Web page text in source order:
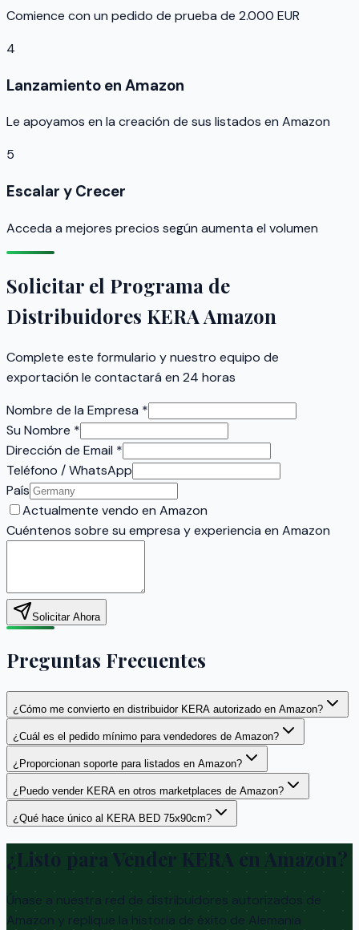
Comience con un pedido de prueba de 2.000 EUR
4
Lanzamiento en Amazon
Le apoyamos en la creación de sus listados en Amazon
5
Escalar y Crecer
Acceda a mejores precios según aumenta el volumen
Solicitar el Programa de
Distribuidores KERA Amazon
Complete este formulario y nuestro equipo de
exportación le contactará en 24 horas
Nombre de la Empresa *
Su Nombre *
Dirección de Email *
Teléfono / WhatsApp
País
Actualmente vendo en Amazon
Cuéntenos sobre su empresa y experiencia en Amazon
Solicitar Ahora
Preguntas Frecuentes
¿Cómo me convierto en distribuidor KERA autorizado en Amazon?
¿Cuál es el pedido mínimo para vendedores de Amazon?
¿Proporcionan soporte para listados en Amazon?
¿Puedo vender KERA en otros marketplaces de Amazon?
¿Qué hace único al KERA BED 75x90cm?
¿Listo para Vender KERA en Amazon?
Únase a nuestra red de distribuidores autorizados de
Amazon y replique la historia de éxito de Alemania